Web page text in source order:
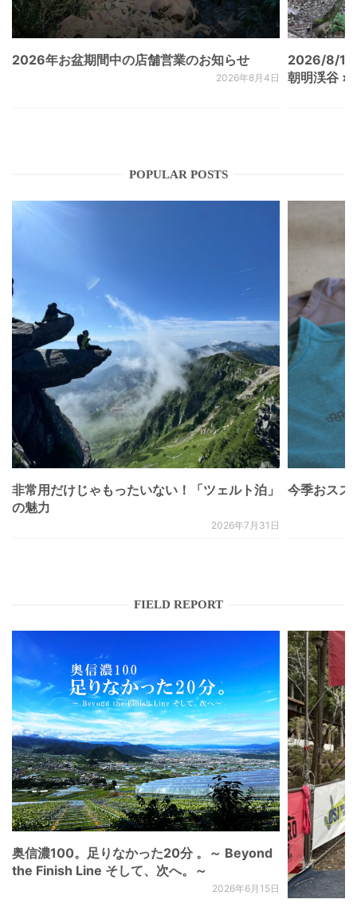
2026年お盆期間中の店舗営業のお知らせ
2026年8月4日
2026/8/
朝明渓谷 ×
POPULAR POSTS
非常用だけじゃもったいない！「ツェルト泊」
の魅力
2026年7月31日
今季おスス
FIELD REPORT
奥信濃100。足りなかった20分 。～ Beyond
the Finish Line そして、次へ。～
2026年6月15日